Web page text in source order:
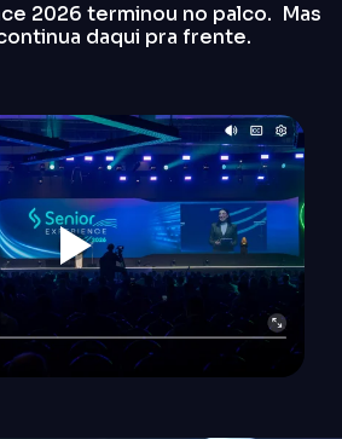
2026 terminou no palco. Mas
daqui pra frente.